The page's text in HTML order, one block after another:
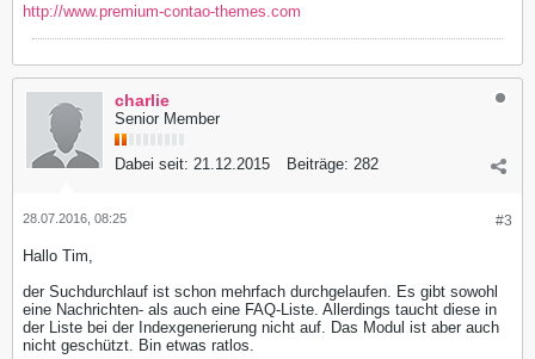
http://www.premium-contao-themes.com
charlie
Senior Member
Dabei seit: 21.12.2015 Beiträge: 282
#3
28.07.2016, 08:25
Hallo Tim,
der Suchdurchlauf ist schon mehrfach durchgelaufen. Es gibt sowohl
eine Nachrichten- als auch eine FAQ-Liste. Allerdings taucht diese in
der Liste bei der Indexgenerierung nicht auf. Das Modul ist aber auch
nicht geschützt. Bin etwas ratlos.